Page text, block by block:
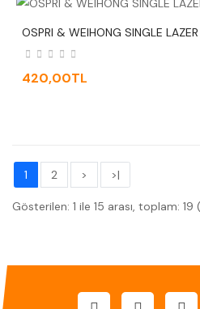
OSPRI & WEIHONG SINGLE
420,00TL
1 2 > >|
Gösterilen: 1 ile 15 arası, toplam: 19